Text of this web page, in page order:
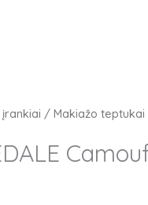
/ Makiažo teptukai